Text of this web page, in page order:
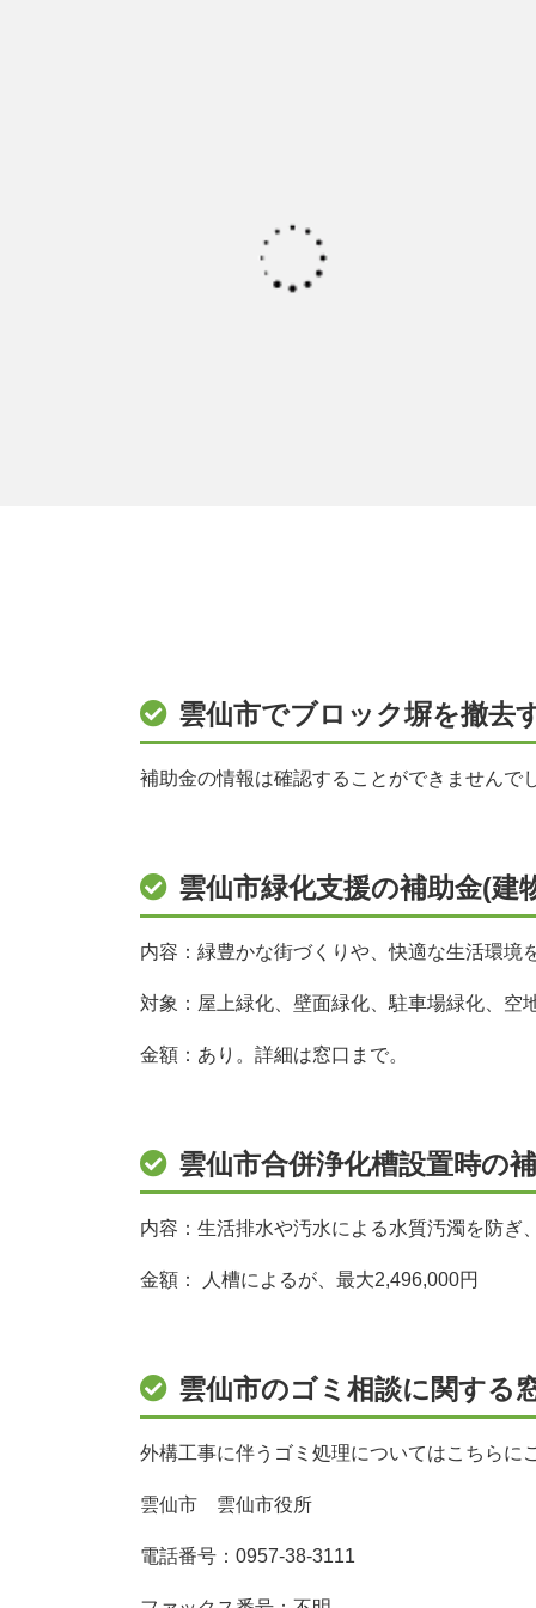
雲仙市でブロック塀を撤去
補助金の情報は確認することができませんで
雲仙市緑化支援の補助金(建
内容：緑豊かな街づくりや、快適な生活環
対象：屋上緑化、壁面緑化、駐車場緑化、空
金額：あり。詳細は窓口まで。
雲仙市合併浄化槽設置時の
内容：生活排水や汚水による水質汚濁を防
金額： 人槽によるが、最大2,496,000円
雲仙市のゴミ相談に関する
外構工事に伴うゴミ処理についてはこちらに
雲仙市 雲仙市役所
電話番号：0957-38-3111